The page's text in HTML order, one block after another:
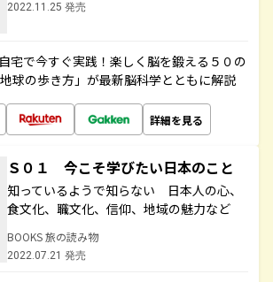
2022.11.25 発売
宅で今すぐ実践！楽しく脳を鍛える５０の
球の歩き方」が最新脳科学とともに解説
詳細を見る
Ｓ０１ 今こそ学びたい日本のこと
知っているようで知らない 日本人の心、
食文化、職文化、信仰、地域の魅力など
BOOKS 旅の読み物
2022.07.21 発売